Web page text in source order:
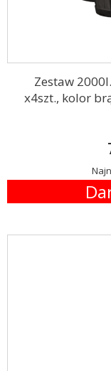
Zestaw
x4szt., kolor